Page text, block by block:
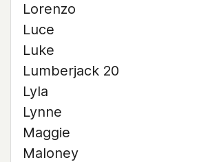
Lorenzo
Luce
Luke
Lumberjack 20
Lyla
Lynne
Maggie
Maloney